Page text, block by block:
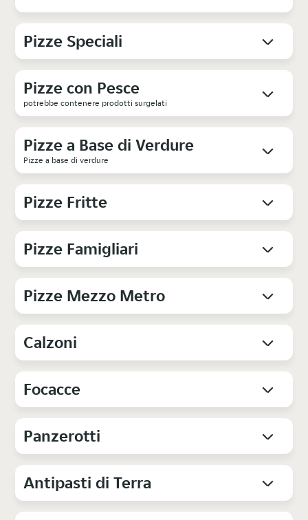
Pizze Speciali
Pizze con Pesce
potrebbe contenere prodotti surgelati
Pizze a Base di Verdure
Pizze a base di verdure
Pizze Fritte
Pizze Famigliari
Pizze Mezzo Metro
Calzoni
Focacce
Panzerotti
Antipasti di Terra